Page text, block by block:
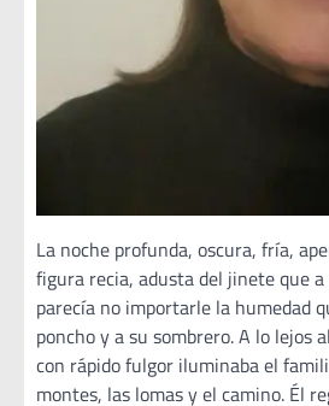
La noche profunda, oscura, fría,
figura recia, adusta del jinete que
parecía no importarle la humedad
poncho y a su sombrero. A lo lejos
con rápido fulgor iluminaba el
montes, las lomas y el camino. Él